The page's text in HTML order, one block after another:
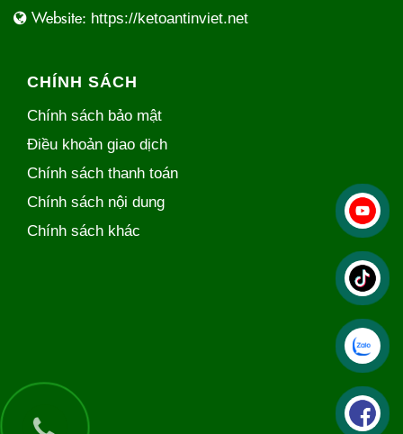
Website: https://ketoantinviet.net
CHÍNH SÁCH
Chính sách bảo mật
Điều khoản giao dịch
Chính sách thanh toán
Chính sách nội dung
Chính sách khác